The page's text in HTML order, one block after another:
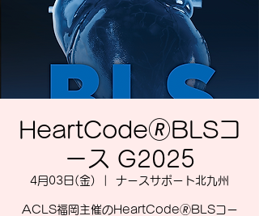
HeartCode🄬BLSコ
ース G2025
4月03日(金) ナースサポート北九州
ACLS福岡主催のHeartCode🄬BLSコー